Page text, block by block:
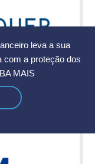
leva a sua
com a proteção dos
MAIS